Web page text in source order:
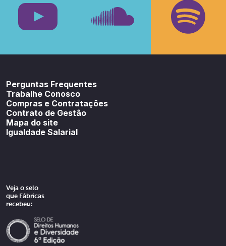
Perguntas Frequentes
Trabalhe Conosco
Compras e Contratações
Contrato de Gestão
Mapa do site
Igualdade Salarial
Veja o selo
que Fábricas
recebeu: